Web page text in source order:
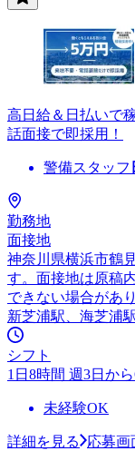
高日給＆日払いで
話面接で即採用！
警備スタッフ
勤務地
面接地
神奈川県横浜市鶴
す。面接地は原稿
できない場合があ
新芝浦駅、海芝浦
シフト
1日8時間 週3日か
未経験OK
詳細を見る
応募画